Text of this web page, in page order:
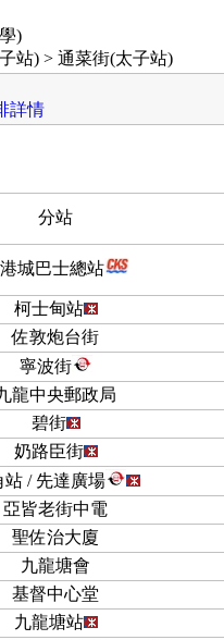
)
站) > 通菜街(太子站)
詳情
分站
城巴士總站
柯士甸站
佐敦炮台街
寧波街
龍中央郵政局
碧街
奶路臣街
站 / 先達廣場
亞皆老街中電
聖佐治大廈
九龍塘會
基督中心堂
九龍塘站